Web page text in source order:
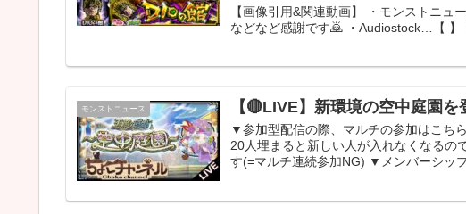
【画像引用&関連動画】 ・モンストニ
などなど感謝です🙇 ・Audiostock…【
モンストニュース 【🔴LIVE】新環境の空中庭園を
▼参加型配信の際、マルチの参加はこち
20人埋まると新しい人が入れなくなるの
す(=マルチ連続参加NG) ▼メンバーシップ